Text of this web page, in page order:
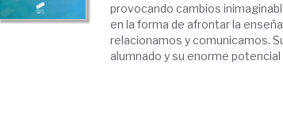
provocando cambios
en la forma de afrontar la
relacionamos y comunicamos.
alumnado y su enorme potencial